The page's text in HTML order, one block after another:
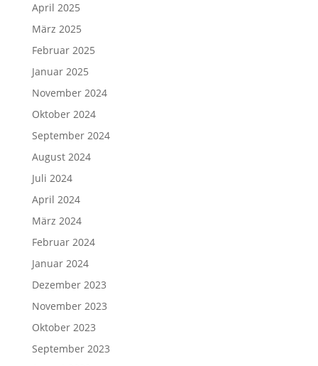
April 2025
März 2025
Februar 2025
Januar 2025
November 2024
Oktober 2024
September 2024
August 2024
Juli 2024
April 2024
März 2024
Februar 2024
Januar 2024
Dezember 2023
November 2023
Oktober 2023
September 2023